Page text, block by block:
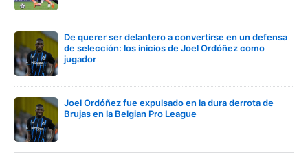
De querer ser delantero a convertirse en un defensa
de selección: los inicios de Joel Ordóñez como
jugador
Joel Ordóñez fue expulsado en la dura derrota de
Brujas en la Belgian Pro League